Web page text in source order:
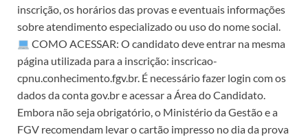
inscrição, os horários das provas e eventuais informações
sobre atendimento especializado ou uso do nome social.
COMO ACESSAR: O candidato deve entrar na mesma
página utilizada para a inscrição: inscricao-
cpnu.conhecimento.fgv.br. É necessário fazer login com os
dados da conta gov.br e acessar a Área do Candidato.
Embora não seja obrigatório, o Ministério da Gestão e a
FGV recomendam levar o cartão impresso no dia da prova